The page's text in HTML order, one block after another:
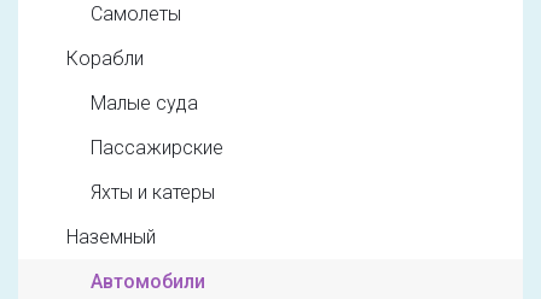
Самолеты
Корабли
Малые суда
Пассажирские
Яхты и катеры
Наземный
Автомобили